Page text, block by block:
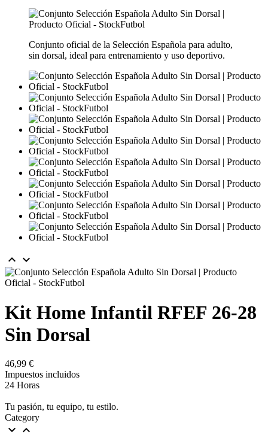
Conjunto oficial de la Selección Española para adulto,
sin dorsal, ideal para entrenamiento y uso deportivo.
 
Kit Home Infantil RFEF 26-28
Sin Dorsal
46,99 €
Impuestos incluidos
24 Horas
Tu pasión, tu equipo, tu estilo.
Category
 